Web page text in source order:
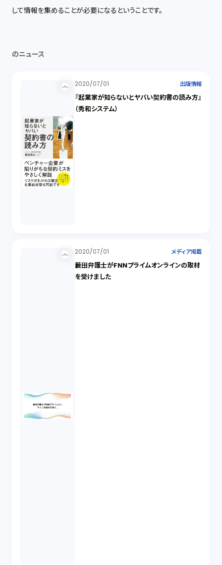
して情報を集めることが必要になるということです。
のニュース
2020/07/01 出版情報
『起業家が知らないとヤバい契約書の読み方』
（秀和システム）
2020/07/01 メディア掲載
藪田弁護士がFNNプライムオンラインの取材
を受けました